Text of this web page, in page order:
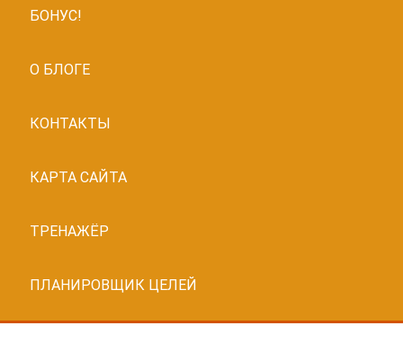
БОНУС!
О БЛОГЕ
КОНТАКТЫ
КАРТА САЙТА
ТРЕНАЖЁР
ПЛАНИРОВЩИК ЦЕЛЕЙ